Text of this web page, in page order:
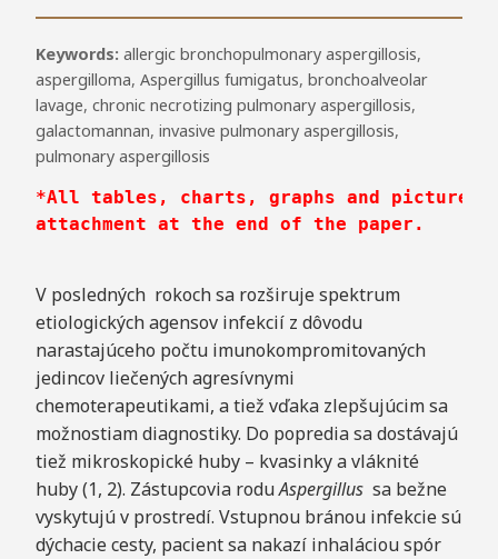
Keywords: allergic bronchopulmonary aspergillosis,
aspergilloma, Aspergillus fumigatus, bronchoalveolar
lavage, chronic necrotizing pulmonary aspergillosis,
galactomannan, invasive pulmonary aspergillosis,
pulmonary aspergillosis
*All tables, charts, graphs and
attachment at the end of the paper.
V posledných rokoch sa rozširuje spektrum
etiologických agensov infekcií z dôvodu
narastajúceho počtu imunokompromitovaných
jedincov liečených agresívnymi
chemoterapeutikami, a tiež vďaka zlepšujúcim sa
možnostiam diagnostiky. Do popredia sa dostávajú
tiež mikroskopické huby – kvasinky a vláknité
huby (1, 2). Zástupcovia roduAspergillus sa bežne
vyskytujú v prostredí. Vstupnou bránou infekcie sú
dýchacie cesty, pacient sa nakazí inhaláciou spór